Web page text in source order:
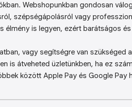
Webshopunkban gondosan
szépségápolásról vagy
élmény is legyen, ezért barátságos
vagy segítségre van szükséged
is átveheted üzletünkben, ha ez
között Apple Pay és Google Pay